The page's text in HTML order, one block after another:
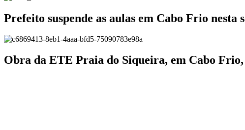
Prefeito suspende as aulas em Cabo Frio nesta
Obra da ETE Praia do Siqueira, em Cabo